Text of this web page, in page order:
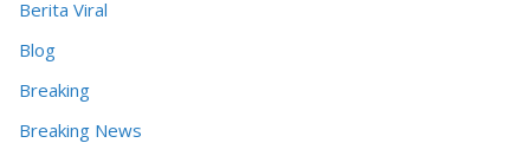
Berita Viral
Blog
Breaking
Breaking News